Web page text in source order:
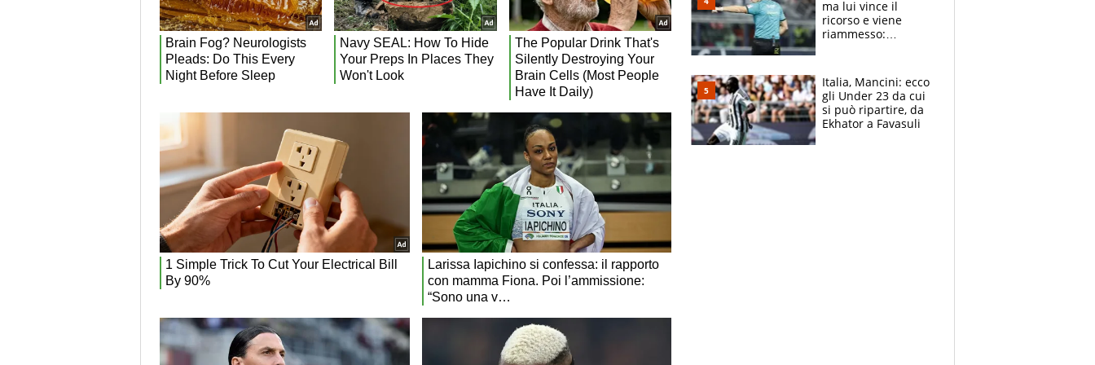
ma lui vince il
ricorso e viene
riammesso:
Italia, Mancini: ecco
gli Under 23 da cui
si può ripartire, da
Ekhator a Favasuli